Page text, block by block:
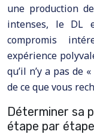
une production
intenses, le DL
compromis
expérience
qu’il n’y a pas de
de ce que vous
Déterminer sa
étape par étape